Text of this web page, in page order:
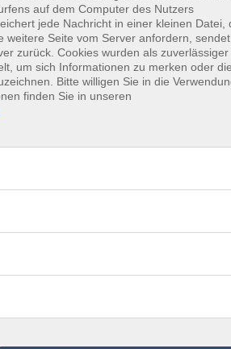
vom Ablauf der
notwendige Schritte bis
Selbstreinigungsfähigkeit
Reste von
Medikamente aus Abwässern
Abwasser vermieden werden
Besichtigung der Kläranlage
durchführenden vhs.
Start:
Mi.
14:30 Uhr
auf dem Computer des Nutzers
jede Nachricht in einer kleinen Datei,
weitere Seite vom Server anfordern, sendet
zurück. Cookies wurden als zuverlässiger
um sich Informationen zu merken oder die
Bitte willigen Sie in die
finden Sie in unseren